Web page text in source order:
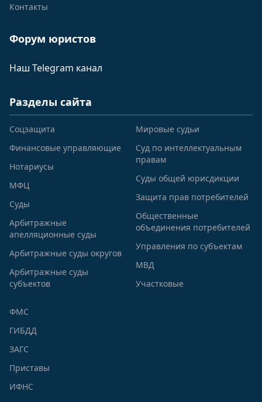
Контакты
Форум юристов
Наш Telegram канал
Разделы сайта
Соцзащита
Финансовые управляющие
Нотариусы
МФЦ
Суды
Арбитражные
апелляционные суды
Арбитражные суды округов
Арбитражные суды
субъектов
Мировые судьи
Суд по интеллектуальным
правам
Суды общей юрисдикции
Защита прав потребителей
Общественные
объединения потребителей
Управления по субъектам
МВД
Участковые
ФМС
ГИБДД
ЗАГС
Приставы
ИФНС